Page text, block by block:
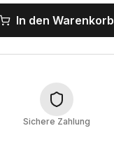
In den Warenkorb
Sichere Zahlung